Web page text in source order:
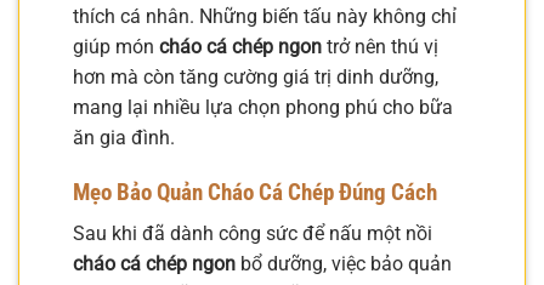
thích cá nhân. Những biến tấu này không chỉ
giúp món cháo cá chép ngon trở nên thú vị
hơn mà còn tăng cường giá trị dinh dưỡng,
mang lại nhiều lựa chọn phong phú cho bữa
ăn gia đình.
Mẹo Bảo Quản Cháo Cá Chép Đúng Cách
Sau khi đã dành công sức để nấu một nồi
cháo cá chép ngon bổ dưỡng, việc bảo quản